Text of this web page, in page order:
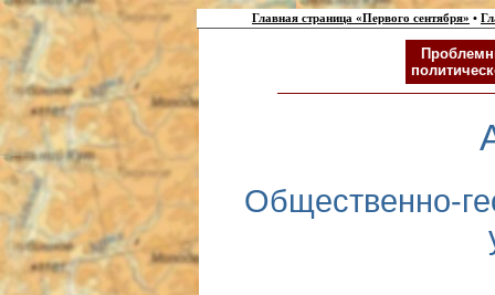
Главная страница «Первого сентября» •
Общественно-